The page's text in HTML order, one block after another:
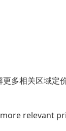
多相关区域定
relevant
传输速度。
性对多个文